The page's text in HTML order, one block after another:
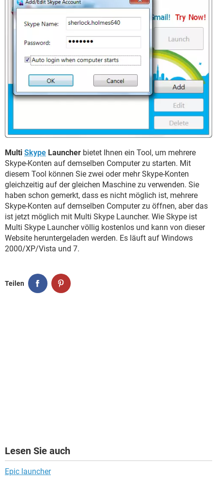
FACEBOOK HARDWARE
Multi Skype Launcher bietet Ihnen ein Tool, um mehrere
Skype-Konten auf demselben Computer zu starten. Mit
diesem Tool können Sie zwei oder mehr Skype-Konten
gleichzeitig auf der gleichen Maschine zu verwenden. Sie
haben schon gemerkt, dass es nicht möglich ist, mehrere
Skype-Konten auf demselben Computer zu öffnen, aber das
ist jetzt möglich mit Multi Skype Launcher. Wie Skype ist
Multi Skype Launcher völlig kostenlos und kann von dieser
Website heruntergeladen werden. Es läuft auf Windows
2000/XP/Vista und 7.
Teilen
Lesen Sie auch
Epic launcher